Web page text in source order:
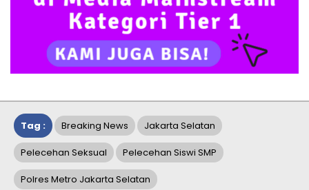
Tag : Breaking News Jakarta Selatan
Pelecehan Seksual Pelecehan Siswi SMP
Polres Metro Jakarta Selatan